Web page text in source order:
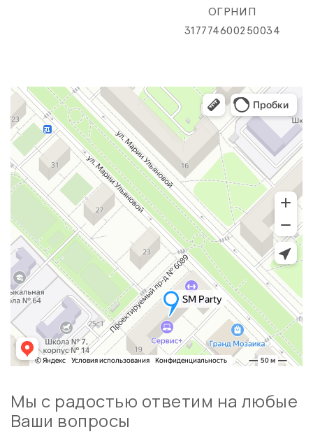
ОГРНИП
317774600250034
Мы с радостью ответим на любые
Ваши вопросы